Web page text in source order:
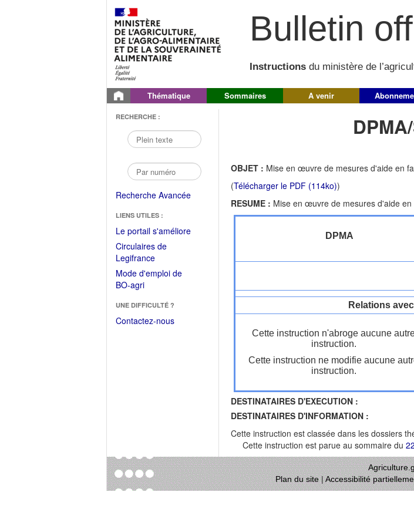
Bulletin
Instructions du ministère de
Thématique Sommaires A venir
RECHERCHE :
Recherche Avancée
LIENS UTILES :
Le portail s'améliore(Fichier
Circulaires de
Legifrance(Ouvrir
dans
une
fenêtre)
Mode d'emploi de
BO-agri(Ouvrir
une
nouvelle
UNE DIFFICULTÉ ?
Contactez-nous
OBJET : Mise en œuvre de mesures d'aide en
(Télécharger le PDF (114ko))
RESUME : Mise en œuvre de mesures d'aide
DPMA
Relations
Cette instruction n'abroge aucune
instruction.
Cette instruction ne modifie aucune
instruction.
DESTINATAIRES D'EXECUTION :
DESTINATAIRES D'INFORMATION :
Cette instruction est classée dans les dossiers
Cette instruction est parue au sommaire du
Plan du site|Accessibilité